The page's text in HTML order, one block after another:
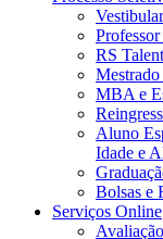
Vestibular
RS
MBA e
Aluno
Idade e
Bolsas e
Serviços Online